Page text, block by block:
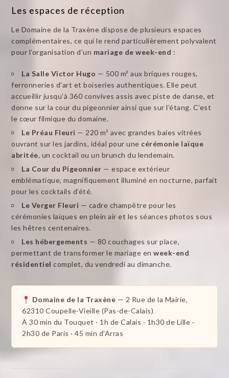
Les espaces de réception
Le Domaine de la Traxène dispose de plusieurs espaces
complémentaires, ce qui le rend particulièrement polyvalent
pour l’organisation d’un mariage de week-end :
La Salle Victor Hugo — 500 m² aux briques rouges,
ferronneries d’art et boiseries authentiques. Elle peut
accueillir jusqu’à 360 convives assis avec piste de danse, et
donne sur la cour du pigeonnier ainsi que sur l’étang. C’est
le cœur filmique du domaine.
Le Préau Fleuri — 220 m² avec grandes baies vitrées
ouvrant sur les jardins, idéal pour une cérémonie laïque
abritée, un cocktail ou un brunch du lendemain.
La Cour du Pigeonnier — espace extérieur
emblématique, magnifiquement illuminé en nocturne, parfait
pour les cocktails d’été.
Le Verger Fleuri — cadre champêtre pour les
cérémonies laïques en plein air et les séances photos sous
les hêtres centenaires.
Les hébergements — 80 couchages sur place,
permettant de transformer le mariage enweek-end
résidentiel complet, du vendredi au dimanche.
Domaine de la Traxène — 2 Rue de la Mairie,
62310 Coupelle-Vieille (Pas-de-Calais)
À 30 min du Touquet · 1h de Calais · 1h30 de Lille ·
2h30 de Paris · 45 min d’Arras